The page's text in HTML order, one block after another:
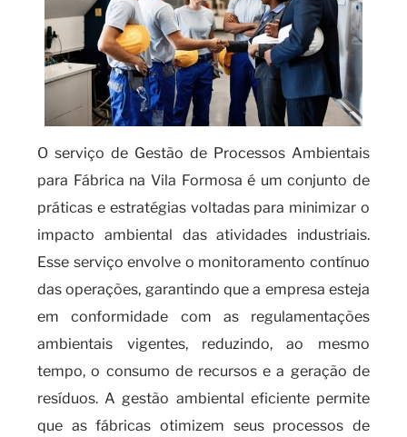
O serviço de Gestão de Processos Ambientais
para Fábrica na Vila Formosa é um conjunto de
práticas e estratégias voltadas para minimizar o
impacto ambiental das atividades industriais.
Esse serviço envolve o monitoramento contínuo
das operações, garantindo que a empresa esteja
em conformidade com as regulamentações
ambientais vigentes, reduzindo, ao mesmo
tempo, o consumo de recursos e a geração de
resíduos. A gestão ambiental eficiente permite
que as fábricas otimizem seus processos de